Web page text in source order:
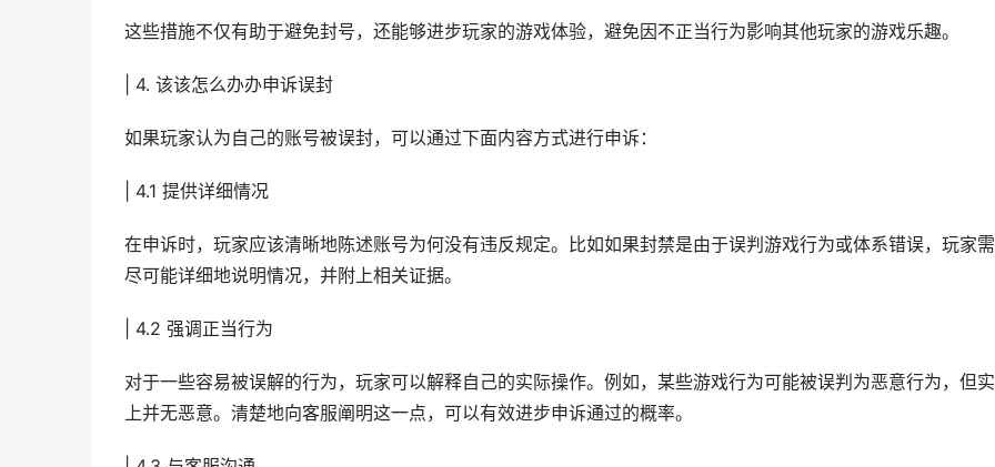
这些措施不仅有助于避免封号，还能够进步玩家的游戏体验，避免因不正当行为影响其他玩家的游戏乐趣。
| 4. 该该怎么办办申诉误封
如果玩家认为自己的账号被误封，可以通过下面内容方式进行申诉：
| 4.1 提供详细情况
在申诉时，玩家应该清晰地陈述账号为何没有违反规定。比如如果封禁是由于误判游戏行为或体系错误，玩家
尽可能详细地说明情况，并附上相关证据。
| 4.2 强调正当行为
对于一些容易被误解的行为，玩家可以解释自己的实际操作。例如，某些游戏行为可能被误判为恶意行为，但
上并无恶意。清楚地向客服阐明这一点，可以有效进步申诉通过的概率。